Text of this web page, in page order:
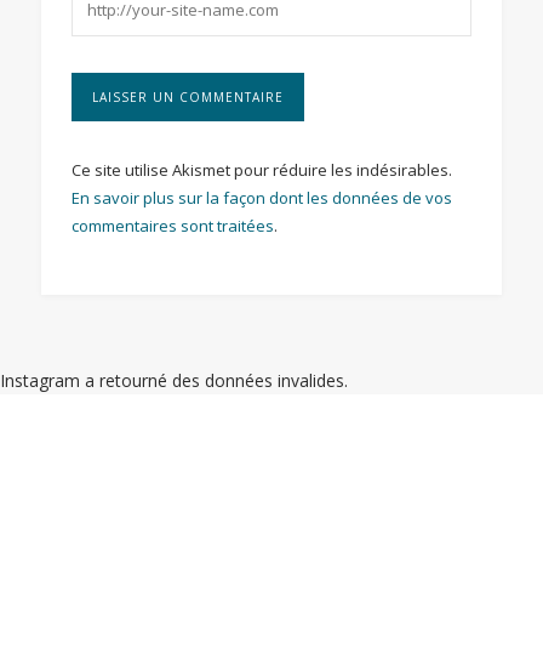
Ce site utilise Akismet pour réduire les indésirables.
En savoir plus sur la façon dont les données de vos
commentaires sont traitées.
Instagram a retourné des données invalides.